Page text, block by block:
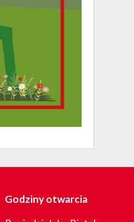
Godziny otwarcia